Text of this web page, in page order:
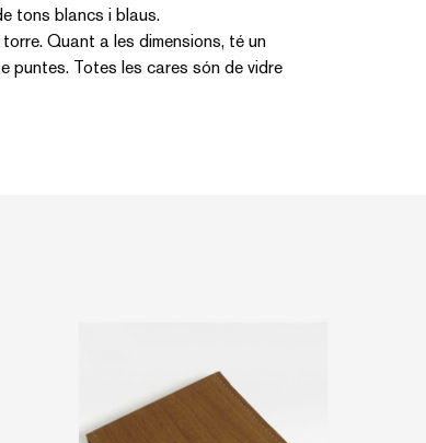
tons blancs i blaus.
Quant a les dimensions, té un
puntes. Totes les cares són de vidre